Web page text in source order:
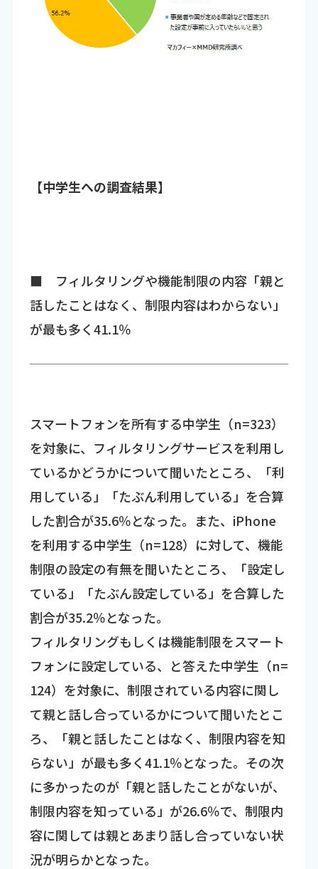
【中学生への調査結果】
■ フィルタリングや機能制限の内容「親と
話したことはなく、制限内容はわからない」
が最も多く41.1％
スマートフォンを所有する中学生（n=323）
を対象に、フィルタリングサービスを利用し
ているかどうかについて聞いたところ、「利
用している」「たぶん利用している」を合算
した割合が35.6％となった。また、iPhone
を利用する中学生（n=128）に対して、機能
制限の設定の有無を聞いたところ、「設定し
ている」「たぶん設定している」を合算した
割合が35.2％となった。
フィルタリングもしくは機能制限をスマート
フォンに設定している、と答えた中学生（n=
124）を対象に、制限されている内容に関し
て親と話し合っているかについて聞いたとこ
ろ、「親と話したことはなく、制限内容を知
らない」が最も多く41.1％となった。その次
に多かったのが「親と話したことがないが、
制限内容を知っている」が26.6％で、制限内
容に関しては親とあまり話し合っていない状
況が明らかとなった。